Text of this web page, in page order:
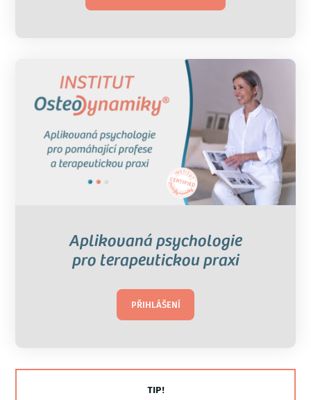
Aplikovaná psychologie
pro terapeutickou praxi
PŘIHLÁŠENÍ
TIP!